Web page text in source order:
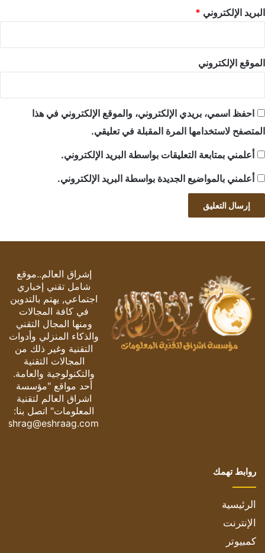
البريد الإلكتروني *
الموقع الإلكتروني
احفظ اسمي، بريدي الإلكتروني، والموقع الإلكتروني في هذا
المتصفح لاستخدامها المرة المقبلة في تعليقي.
أعلمني بمتابعة التعليقات بواسطة البريد الإلكتروني.
أعلمني بالمواضيع الجديدة بواسطة البريد الإلكتروني.
إشراق العالم..موقع
شامل تقني إخباري
اجتماعي, يهتم بالتدوين
في كافة المجالات
ومنها المجال التقني
والذكاء المنزلي وأدوات
التقنية وغير ذلك من
المجالات التقنية
والتكنولوجية والعامة.
أحد مواقع "مؤسسة
اشراق العالم لتقنية
المعلومات" اتصل بنا:
eshrag@eshraag.com
روابط تهمك
الرئيسية
الإنترنت
كمبيوتر